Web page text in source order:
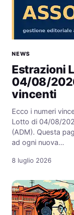
NEWS
Estrazioni
04/08/
vincenti
Ecco i numeri
Lotto di 04/08/
(ADM). Questa
ad ogni nuova…
8 luglio 2026